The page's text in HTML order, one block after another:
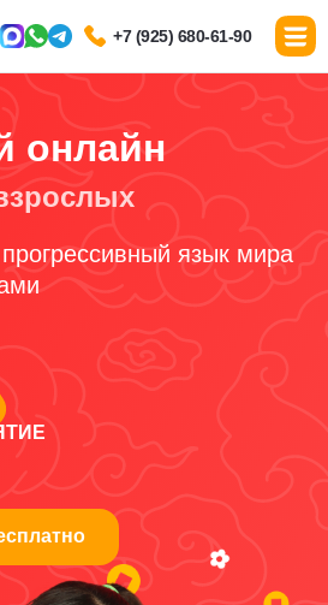
+7 (925) 680-61-90
онлайн
язык мира